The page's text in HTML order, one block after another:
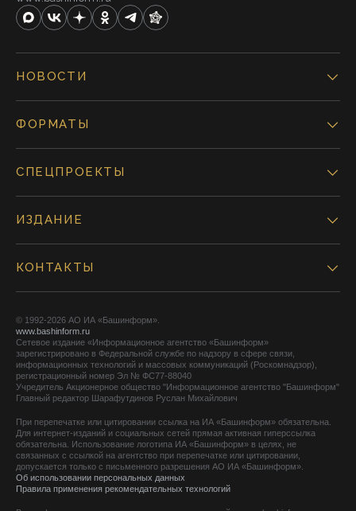
НОВОСТИ
ФОРМАТЫ
СПЕЦПРОЕКТЫ
ИЗДАНИЕ
КОНТАКТЫ
© 1992-2026 АО ИА «Башинформ».
www.bashinform.ru
Сетевое издание «Информационное агентство «Башинформ»
зарегистрировано в Федеральной службе по надзору в сфере связи,
информационных технологий и массовых коммуникаций (Роскомнадзор),
регистрационный номер Эл № ФС77-88040
Учредитель Акционерное общество "Информационное агентство "Башинформ"
Главный редактор Шарафутдинов Руслан Михайлович
При перепечатке или цитировании ссылка на ИА «Башинформ» обязательна.
Для интернет-изданий и социальных сетей прямая активная гиперссылка
обязательна. Использование логотипа ИА «Башинформ» в целях, не
связанных с ссылкой на агентство при перепечатке или цитировании,
допускается только с письменного разрешения АО ИА «Башинформ».
Об использовании персональных данных
Правила применения рекомендательных технологий